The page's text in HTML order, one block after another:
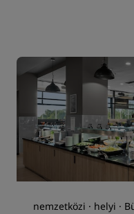
nemzetközi · helyi ·